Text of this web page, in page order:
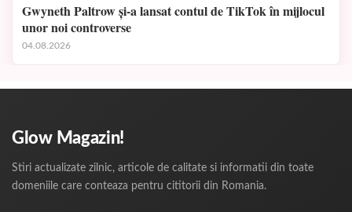
Gwyneth Paltrow și-a lansat contul de TikTok în mijlocul
unor noi controverse
04.08.2026
Glow Magazin!
Stiri actualizate zilnic, articole de calitate si informatii din toate
domeniile care conteaza pentru cititorii din Romania.